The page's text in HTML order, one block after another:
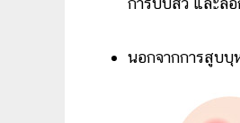
นอกจากการสูบบุ